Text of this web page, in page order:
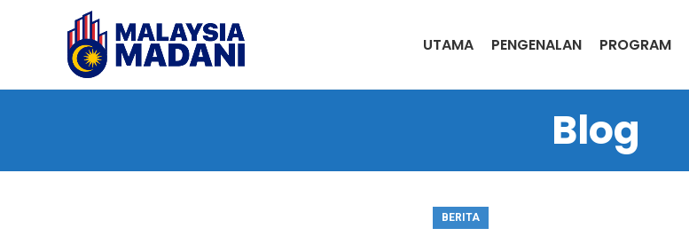
UTAMA PENGENALAN PROGRAM
Blog
BERITA